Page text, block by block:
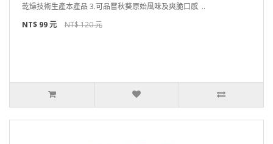
乾燥技術生產本產品 3.可品嘗秋葵原始風味及爽脆口感 ..
NT$ 99 元
NT$ 120 元